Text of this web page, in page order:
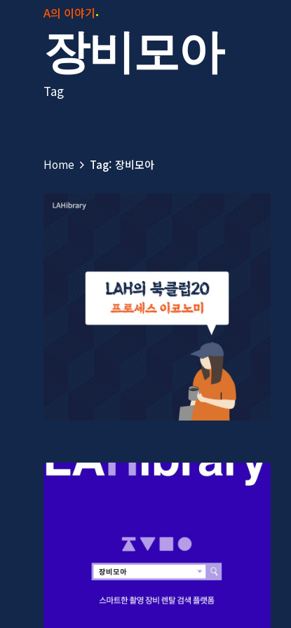
A의 이야기
장비모아
Tag
Home Tag: 장비모아